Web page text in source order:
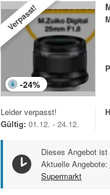
Verpasst!
-24%
Leider verpasst!
Gültig: 01.12. - 24.12.
Dieses Angebot
Aktuelle Angebote:
Supermarkt